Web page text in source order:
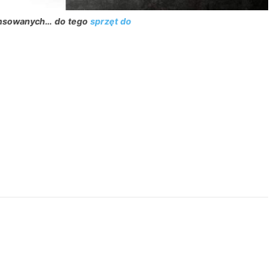
do tego sprzęt do